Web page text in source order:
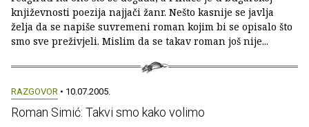
književnosti poezija najjači žanr. Nešto kasnije se javlja
želja da se napiše suvremeni roman kojim bi se opisalo što
smo sve preživjeli. Mislim da se takav roman još nije...
RAZGOVOR • 10.07.2005.
Roman Simić: Takvi smo kako volimo